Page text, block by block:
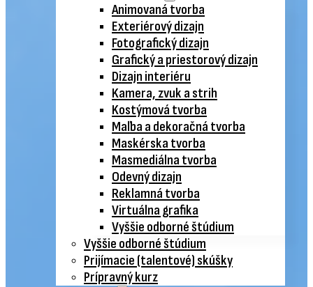
Animovaná tvorba
Exteriérový dizajn
Fotografický dizajn
Grafický a priestorový dizajn
Dizajn interiéru
Kamera, zvuk a strih
Kostýmová tvorba
Maľba a dekoračná tvorba
Maskérska tvorba
Masmediálna tvorba
Odevný dizajn
Reklamná tvorba
Virtuálna grafika
Vyššie odborné štúdium
Vyššie odborné štúdium
Prijímacie (talentové) skúšky
Prípravný kurz